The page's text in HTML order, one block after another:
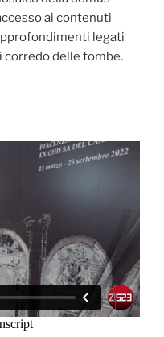
ai contenuti
legati
corredo delle tombe.